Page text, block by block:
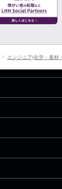
エンジニア(化学・素材